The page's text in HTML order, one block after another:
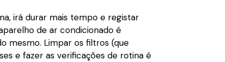
irá durar mais tempo e registar
de ar condicionado é
mesmo. Limpar os filtros (que
e fazer as verificações de rotina é